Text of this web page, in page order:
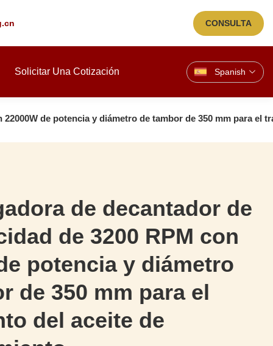
CONSULTA
Solicitar Una Cotización Spanish
de potencia y diámetro de tambor de 350 mm para el
de decantador de
de 3200 RPM con
potencia y diámetro
de 350 mm para el
del aceite de